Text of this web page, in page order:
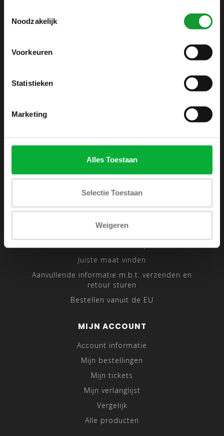
Noodzakelijk
Voorkeuren
Statistieken
Marketing
Alles Toestaan
Selectie Toestaan
Weigeren
Disclaimer
Privacy Policy
Sitemap
Traveling Tailor
Juiste maat vinden
Aanvullende informatie m.b.t. verzenden en
retour sturen
Bestellen vanuit de EU
MIJN ACCOUNT
Account informatie
Mijn bestellingen
Mijn tickets
Mijn verlanglijst
Vergelijk
Alle producten